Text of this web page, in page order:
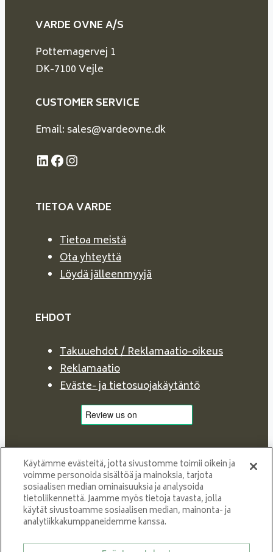
VARDE OVNE A/S
Pottemagervej 1
DK-7100 Vejle
CUSTOMER SERVICE
Email: sales@vardeovne.dk
LinkedIn
Facebook
Instagram
TIETOA VARDE
Tietoa meistä
Ota yhteyttä
Löydä jälleenmyyjä
EHDOT
Takuuehdot / Reklamaatio-oikeus
Reklamaatio
Eväste- ja tietosuojakäytäntö
Proud member of NIBE GROUP - a global organisation
that contributes
Käytämme evästeitä, jotta sivustomme toimii oikein ja
voimme personoida sisältöä ja mainoksia, tarjota
sosiaalisen median ominaisuuksia ja analysoida
tietoliikennettä. Jaamme myös tietoja tavasta, jolla
käytät sivustoamme sosiaalisen median, mainonta- ja
analytiikkakumppaneidemme kanssa.